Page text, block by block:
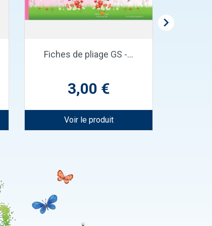
Aperçu rapide
Fiches de pliage GS -...
Prix
3,00 €
Voir le produit
